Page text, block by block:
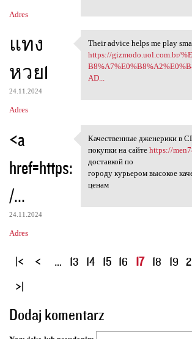
Adres
แทง
หวย1
24.11.2024
Adres
Their advice helps me
Their advice helps me play
https://gizmodo.uol.com.br/
AD...
<a
href=https:
/...
24.11.2024
Adres
Качественные
Качественные дженерики в
покупки на сайте https://
доставкой по
городу курьером высокое
ценам
S
o
n
… 13 14 15 16 17 18 19
Dodaj komentarz